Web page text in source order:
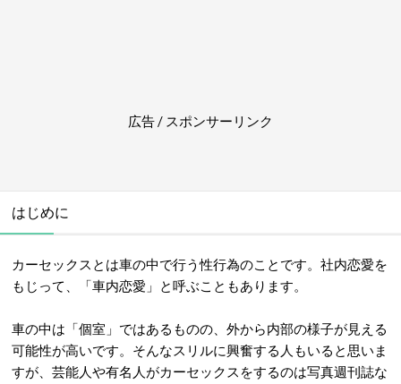
広告 / スポンサーリンク
はじめに
カーセックスとは車の中で行う性行為のことです。社内恋愛を
もじって、「車内恋愛」と呼ぶこともあります。
車の中は「個室」ではあるものの、外から内部の様子が見える
可能性が高いです。そんなスリルに興奮する人もいると思いま
すが、芸能人や有名人がカーセックスをするのは写真週刊誌な